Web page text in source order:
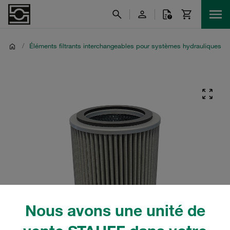
Nous avons une unité de
/ Éléments filtrants interchangeables pour systèmes hydrauliques